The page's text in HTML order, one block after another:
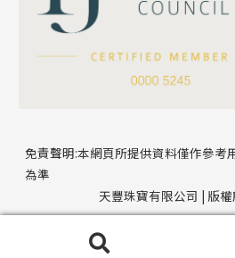
免責聲明:本網頁所提供資料僅作參考
為準
天豐珠寶有限公司 | 版